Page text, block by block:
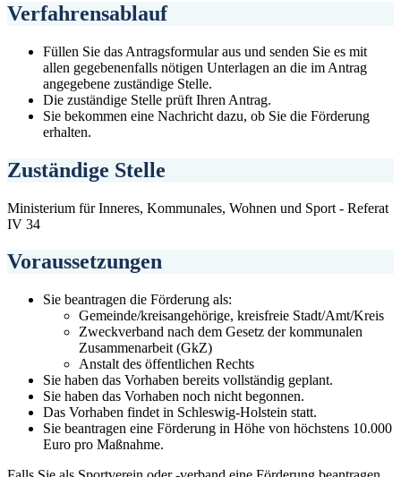
Verfahrensablauf
Füllen Sie das Antragsformular aus und senden Sie es mit
allen gegebenenfalls nötigen Unterlagen an die im Antrag
angegebene zuständige Stelle.
Die zuständige Stelle prüft Ihren Antrag.
Sie bekommen eine Nachricht dazu, ob Sie die Förderung
erhalten.
Zuständige Stelle
Ministerium für Inneres, Kommunales, Wohnen und Sport - Referat
IV 34
Voraussetzungen
Sie beantragen die Förderung als:
Gemeinde/kreisangehörige, kreisfreie Stadt/Amt/Kreis
Zweckverband nach dem Gesetz der kommunalen
Zusammenarbeit (GkZ)
Anstalt des öffentlichen Rechts
Sie haben das Vorhaben bereits vollständig geplant.
Sie haben das Vorhaben noch nicht begonnen.
Das Vorhaben findet in Schleswig-Holstein statt.
Sie beantragen eine Förderung in Höhe von höchstens 10.000
Euro pro Maßnahme.